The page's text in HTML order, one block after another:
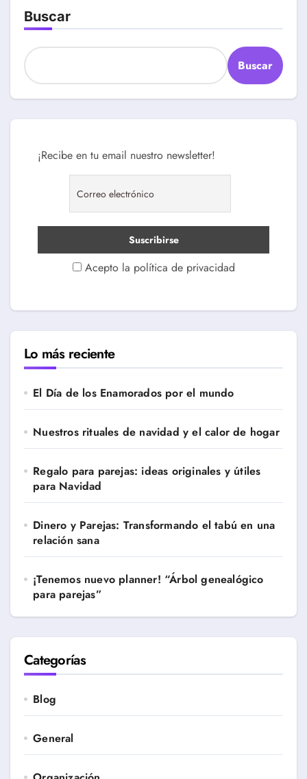
Buscar
Buscar
¡Recibe en tu email nuestro newsletter!
Acepto la política de privacidad
Lo más reciente
El Día de los Enamorados por el mundo
Nuestros rituales de navidad y el calor de hogar
Regalo para parejas: ideas originales y útiles
para Navidad
Dinero y Parejas: Transformando el tabú en una
relación sana
¡Tenemos nuevo planner! “Árbol genealógico
para parejas”
Categorías
Blog
General